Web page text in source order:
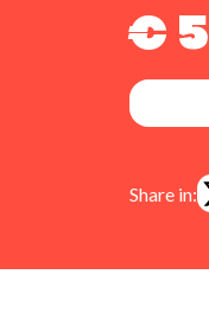
€ 5
Share in: